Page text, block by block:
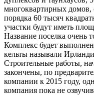
многоквартирных домов,
порядка 60 тысяч
участки будут иметь
Название поселка очень
Комплекс будет
кельты называли
Строительные работы,
закончены, по
компании к 2015 году,
компания пока не